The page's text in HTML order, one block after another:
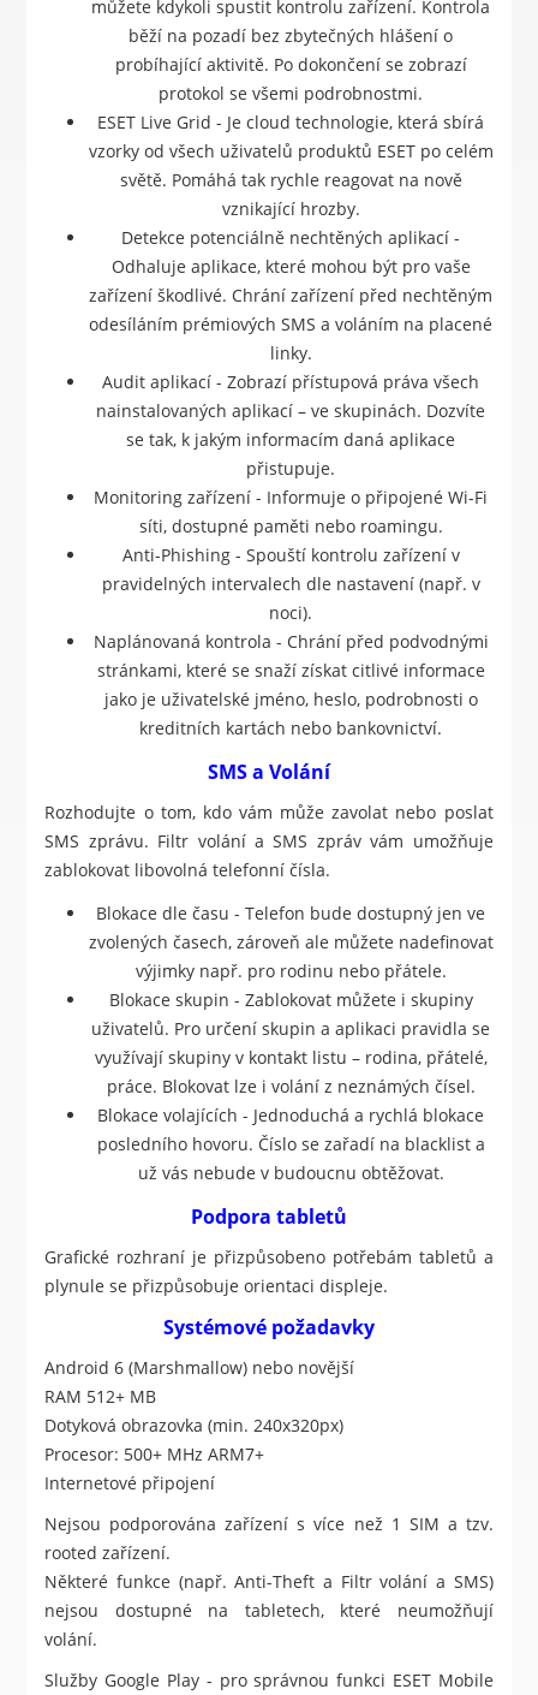
můžete kdykoli spustit kontrolu zařízení. Kontrola
běží na pozadí bez zbytečných hlášení o
probíhající aktivitě. Po dokončení se zobrazí
protokol se všemi podrobnostmi.
ESET Live Grid - Je cloud technologie, která sbírá
vzorky od všech uživatelů produktů ESET po celém
světě. Pomáhá tak rychle reagovat na nově
vznikající hrozby.
Detekce potenciálně nechtěných aplikací -
Odhaluje aplikace, které mohou být pro vaše
zařízení škodlivé. Chrání zařízení před nechtěným
odesíláním prémiových SMS a voláním na placené
linky.
Audit aplikací - Zobrazí přístupová práva všech
nainstalovaných aplikací – ve skupinách. Dozvíte
se tak, k jakým informacím daná aplikace
přistupuje.
Monitoring zařízení - Informuje o připojené Wi-Fi
síti, dostupné paměti nebo roamingu.
Anti-Phishing - Spouští kontrolu zařízení v
pravidelných intervalech dle nastavení (např. v
noci).
Naplánovaná kontrola - Chrání před podvodnými
stránkami, které se snaží získat citlivé informace
jako je uživatelské jméno, heslo, podrobnosti o
kreditních kartách nebo bankovnictví.
SMS a Volání
Rozhodujte o tom, kdo vám může zavolat nebo poslat
SMS zprávu. Filtr volání a SMS zpráv vám umožňuje
zablokovat libovolná telefonní čísla.
Blokace dle času - Telefon bude dostupný jen ve
zvolených časech, zároveň ale můžete nadefinovat
výjimky např. pro rodinu nebo přátele.
Blokace skupin - Zablokovat můžete i skupiny
uživatelů. Pro určení skupin a aplikaci pravidla se
využívají skupiny v kontakt listu – rodina, přátelé,
práce. Blokovat lze i volání z neznámých čísel.
Blokace volajících - Jednoduchá a rychlá blokace
posledního hovoru. Číslo se zařadí na blacklist a
už vás nebude v budoucnu obtěžovat.
Podpora tabletů
Grafické rozhraní je přizpůsobeno potřebám tabletů a
plynule se přizpůsobuje orientaci displeje.
Systémové požadavky
Android 6 (Marshmallow) nebo novější
RAM 512+ MB
Dotyková obrazovka (min. 240x320px)
Procesor: 500+ MHz ARM7+
Internetové připojení
Nejsou podporována zařízení s více než 1 SIM a tzv.
rooted zařízení.
Některé funkce (např. Anti-Theft a Filtr volání a SMS)
nejsou dostupné na tabletech, které neumožňují
volání.
Služby Google Play - pro správnou funkci ESET Mobile